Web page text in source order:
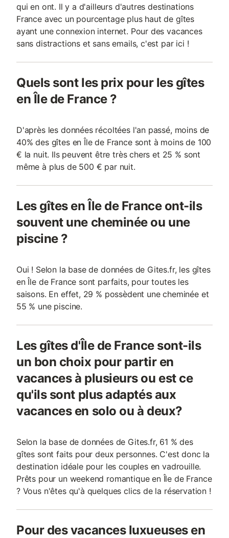
qui en ont. Il y a d'ailleurs d'autres destinations
France avec un pourcentage plus haut de gîtes
ayant une connexion internet. Pour des vacances
sans distractions et sans emails, c'est par ici !
Quels sont les prix pour les gîtes
en Île de France ?
D'après les données récoltées l'an passé, moins de
40% des gîtes en Île de France sont à moins de 100
€ la nuit. Ils peuvent être très chers et 25 % sont
même à plus de 500 € par nuit.
Les gîtes en Île de France ont-ils
souvent une cheminée ou une
piscine ?
Oui ! Selon la base de données de Gites.fr, les gîtes
en Île de France sont parfaits, pour toutes les
saisons. En effet, 29 % possèdent une cheminée et
55 % une piscine.
Les gîtes d'Île de France sont-ils
un bon choix pour partir en
vacances à plusieurs ou est ce
qu'ils sont plus adaptés aux
vacances en solo ou à deux?
Selon la base de données de Gites.fr, 61 % des
gîtes sont faits pour deux personnes. C'est donc la
destination idéale pour les couples en vadrouille.
Prêts pour un weekend romantique en Île de France
? Vous n'êtes qu'à quelques clics de la réservation !
Pour des vacances luxueuses en